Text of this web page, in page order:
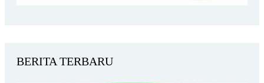
BERITA TERBARU